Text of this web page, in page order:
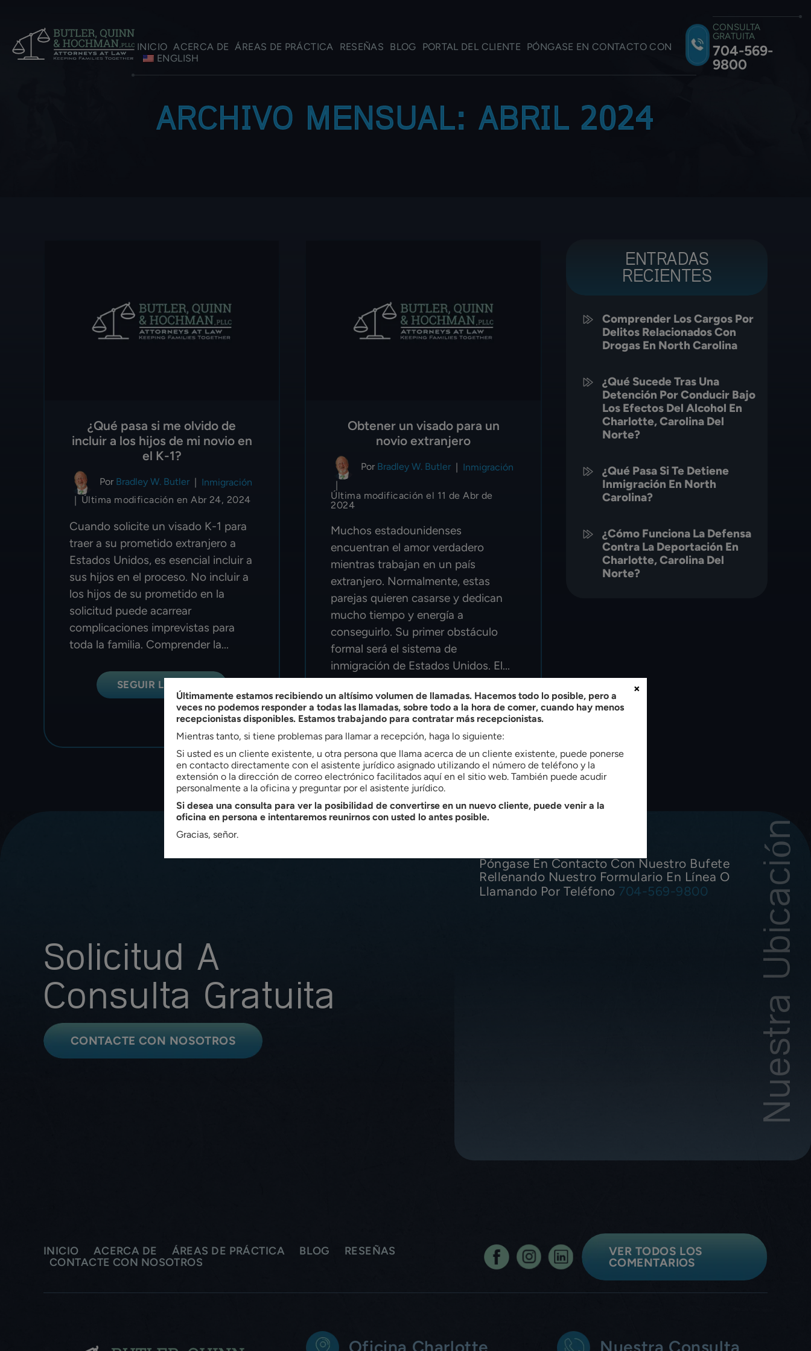
INICIO ACERCA DE ÁREAS DE PRÁCTICA RESEÑAS BLOG PORTAL DEL CLIENTE
PÓNGASE EN CONTACTO CON
ENGLISH
CONSULTA
GRATUITA
704-569-
9800
ARCHIVO MENSUAL:ABRIL 2024
¿Qué pasa si me olvido de
incluir a los hijos de mi novio en
el K-1?
Por Bradley W. Butler | Inmigración
| Última modificación en Abr 24, 2024
Cuando solicite un visado K-1 para
traer a su prometido extranjero a
Estados Unidos, es esencial incluir a
sus hijos en el proceso. No incluir a
los hijos de su prometido en la
solicitud puede acarrear
complicaciones imprevistas para
toda la familia. Comprender la...
SEGUIR LEYENDO
Obtener un visado para un
novio extranjero
Por Bradley W. Butler | Inmigración
|
Última modificación el 11 de Abr de
2024
Muchos estadounidenses
encuentran el amor verdadero
mientras trabajan en un país
extranjero. Normalmente, estas
parejas quieren casarse y dedican
mucho tiempo y energía a
conseguirlo. Su primer obstáculo
formal será el sistema de
inmigración de Estados Unidos. El...
SEGUIR LEYENDO
ENTRADAS
RECIENTES
Comprender Los Cargos Por
Delitos Relacionados Con
Drogas En North Carolina
¿Qué Sucede Tras Una
Detención Por Conducir Bajo
Los Efectos Del Alcohol En
Charlotte, Carolina Del
Norte?
¿Qué Pasa Si Te Detiene
Inmigración En North
Carolina?
¿Cómo Funciona La Defensa
Contra La Deportación En
Charlotte, Carolina Del
Norte?
Solicitud A
Consulta Gratuita
CONTACTE CON NOSOTROS
Póngase En Contacto Con Nuestro Bufete
Rellenando Nuestro Formulario En Línea O
Llamando Por Teléfono 704-569-9800 Nuestra Ubicación
INICIO ACERCA DE ÁREAS DE PRÁCTICA BLOG
RESEÑAS
CONTACTE CON NOSOTROS
VER TODOS LOS
COMENTARIOS
Oficina Charlotte Nuestra Consulta
Últimamente estamos recibiendo un altísimo volumen de llamadas. Hacemos todo lo posible, pero a
veces no podemos responder a todas las llamadas, sobre todo a la hora de comer, cuando hay menos
recepcionistas disponibles. Estamos trabajando para contratar más recepcionistas.
Mientras tanto, si tiene problemas para llamar a recepción, haga lo siguiente:
Si usted es un cliente existente, u otra persona que llama acerca de un cliente existente, puede ponerse
en contacto directamente con el asistente jurídico asignado utilizando el número de teléfono y la
extensión o la dirección de correo electrónico facilitados aquí en el sitio web. También puede acudir
personalmente a la oficina y preguntar por el asistente jurídico.
Si desea una consulta para ver la posibilidad de convertirse en un nuevo cliente, puede venir a la
oficina en persona e intentaremos reunirnos con usted lo antes posible.
Gracias, señor.
×